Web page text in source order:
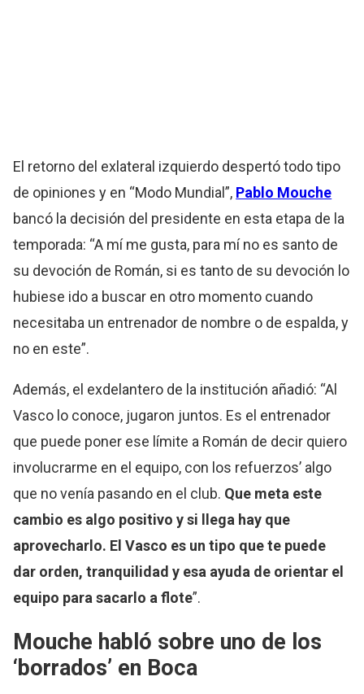
El retorno del exlateral izquierdo despertó todo tipo
de opiniones y en “Modo Mundial”, Pablo Mouche
bancó la decisión del presidente en esta etapa de la
temporada: “A mí me gusta, para mí no es santo de
su devoción de Román, si es tanto de su devoción lo
hubiese ido a buscar en otro momento cuando
necesitaba un entrenador de nombre o de espalda, y
no en este”.
Además, el exdelantero de la institución añadió: “Al
Vasco lo conoce, jugaron juntos. Es el entrenador
que puede poner ese límite a Román de decir quiero
involucrarme en el equipo, con los refuerzos’ algo
que no venía pasando en el club. Que meta este
cambio es algo positivo y si llega hay que
aprovecharlo. El Vasco es un tipo que te puede
dar orden, tranquilidad y esa ayuda de orientar el
equipo para sacarlo a flote”.
Mouche habló sobre uno de los
‘borrados’ en Boca